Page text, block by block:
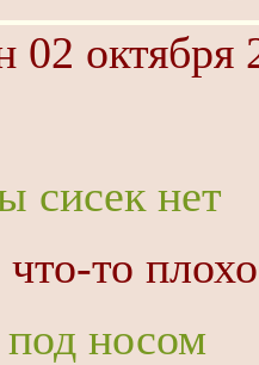
02 октября
сисек нет
то
носом